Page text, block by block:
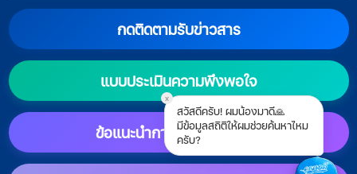
x
สวัสดีครับ! ผมน้องมาดี🙏
มีข้อมูลสถิติให้ผมช่วยค้นหาไหม
ครับ?
กดติดตามรับข่าวสาร
แบบประเมินความพึงพอใจ
ข้อแนะนำการตั้งค่าแสดงผล